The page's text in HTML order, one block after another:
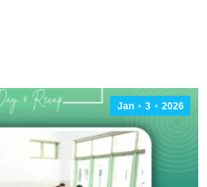
Jan 3 2026